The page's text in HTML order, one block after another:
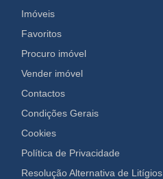
Imóveis
Favoritos
Procuro imóvel
Vender imóvel
Contactos
Condições Gerais
Cookies
Política de Privacidade
Resolução Alternativa de Litígios